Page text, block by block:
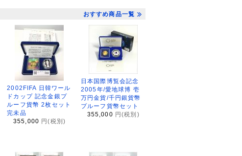
おすすめ商品一覧
2002FIFA 日韓ワール
ドカップ 記念金銀プ
ルーフ貨幣 2枚セット
完未品
355,000 円(税別)
日本国際博覧会記念
2005年/愛地球博 壱
万円金貨/千円銀貨幣
プルーフ貨幣セット
355,000 円(税別)